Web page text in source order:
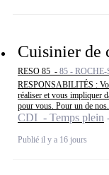
Cuisinier
RESO 85 - 85 -
RESPONSABILITÉS :
réaliser et vous impliquer
pour vous. Pour un de
CDI - Temps plein
Publié il y a 16 jours